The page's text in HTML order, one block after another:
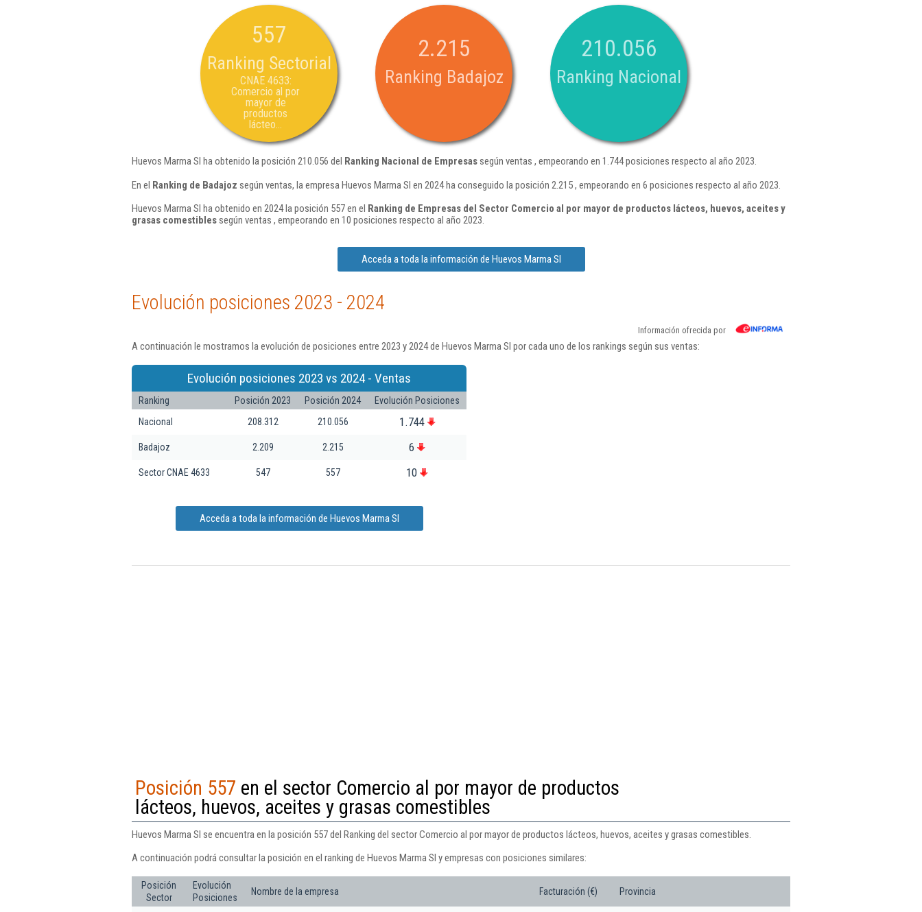
557
Ranking Sectorial
CNAE 4633:
Comercio al por
mayor de
productos
lácteo...
2.215
Ranking Badajoz
210.056
Ranking Nacional
Huevos Marma Sl ha obtenido la posición 210.056 del Ranking Nacional de Empresassegún ventas , empeorando en 1.744 posiciones respecto al año 2023.
En el Ranking de Badajoz según ventas, la empresa Huevos Marma Sl en 2024 ha conseguido la posición 2.215 , empeorando en 6 posiciones respecto al año 2023.
Huevos Marma Sl ha obtenido en 2024 la posición 557 en el Ranking de Empresas del Sector Comercio al por mayor de productos lácteos, huevos, aceites y
grasas comestiblessegún ventas , empeorando en 10 posiciones respecto al año 2023.
Acceda a toda la información de Huevos Marma Sl
Evolución posiciones 2023 - 2024
Información ofrecida por
A continuación le mostramos la evolución de posiciones entre 2023 y 2024 de Huevos Marma Sl por cada uno de los rankings según sus ventas:
Evolución posiciones 2023 vs 2024 - Ventas
Ranking Posición 2023 Posición 2024
Evolución Posiciones
Nacional
208.312 210.056 1.744
Badajoz 2.209 2.215 6
Sector CNAE 4633 547 557 10
Acceda a toda la información de Huevos Marma Sl
Posición 557 en el sector Comercio al por mayor de productos
lácteos, huevos, aceites y grasas comestibles
Huevos Marma Sl se encuentra en la posición 557 del Ranking del sector Comercio al por mayor de productos lácteos, huevos, aceites y grasas comestibles.
A continuación podrá consultar la posición en el ranking de Huevos Marma Sl y empresas con posiciones similares:
Posición
Sector
Evolución
Posiciones
Nombre de la empresa Facturación (€) Provincia